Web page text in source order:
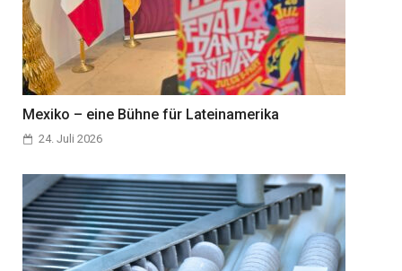
Mexiko – eine Bühne für Lateinamerika
24. Juli 2026